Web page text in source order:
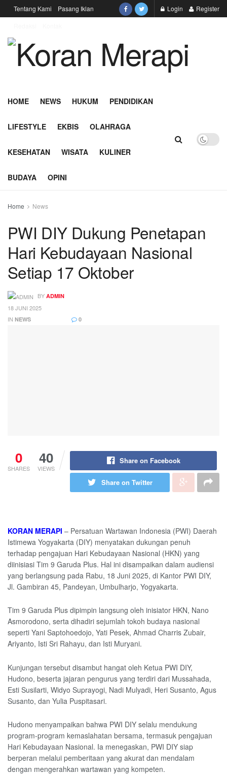
Tentang Kami
Pasang Iklan
Login Register
HOME NEWS HUKUM PENDIDIKAN
LIFESTYLE EKBIS OLAHRAGA
KESEHATAN WISATA KULINER
BUDAYA OPINI
Home News
PWI DIY Dukung Penetapan
Hari Kebudayaan Nasional
Setiap 17 Oktober
BY ADMIN
18 JUNI 2025
IN NEWS 0
0
SHARES
40
VIEWS
Share on Facebook
Share on Twitter
KORAN MERAPI – Persatuan Wartawan Indonesia (PWI) Daerah
Istimewa Yogyakarta (DIY) menyatakan dukungan penuh
terhadap pengajuan Hari Kebudayaan Nasional (HKN) yang
diinisiasi Tim 9 Garuda Plus. Hal ini disampaikan dalam audiensi
yang berlangsung pada Rabu, 18 Juni 2025, di Kantor PWI DIY,
Jl. Gambiran 45, Pandeyan, Umbulharjo, Yogyakarta.
Tim 9 Garuda Plus dipimpin langsung oleh inisiator HKN, Nano
Asmorodono, serta dihadiri sejumlah tokoh budaya nasional
seperti Yani Saptohoedojo, Yati Pesek, Ahmad Charris Zubair,
Ariyanto, Isti Sri Rahayu, dan Isti Muryani.
Kunjungan tersebut disambut hangat oleh Ketua PWI DIY,
Hudono, beserta jajaran pengurus yang terdiri dari Mussahada,
Esti Susilarti, Widyo Suprayogi, Nadi Mulyadi, Heri Susanto, Agus
Susanto, dan Yulia Puspitasari.
Hudono menyampaikan bahwa PWI DIY selalu mendukung
program-program kemaslahatan bersama, termasuk pengajuan
Hari Kebudayaan Nasional. Ia menegaskan, PWI DIY siap
berperan melalui pemberitaan yang akurat dan mendalam
dengan mengerahkan wartawan yang kompeten.